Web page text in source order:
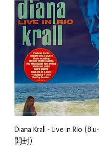
Diana Krall - Live in Rio
開封)